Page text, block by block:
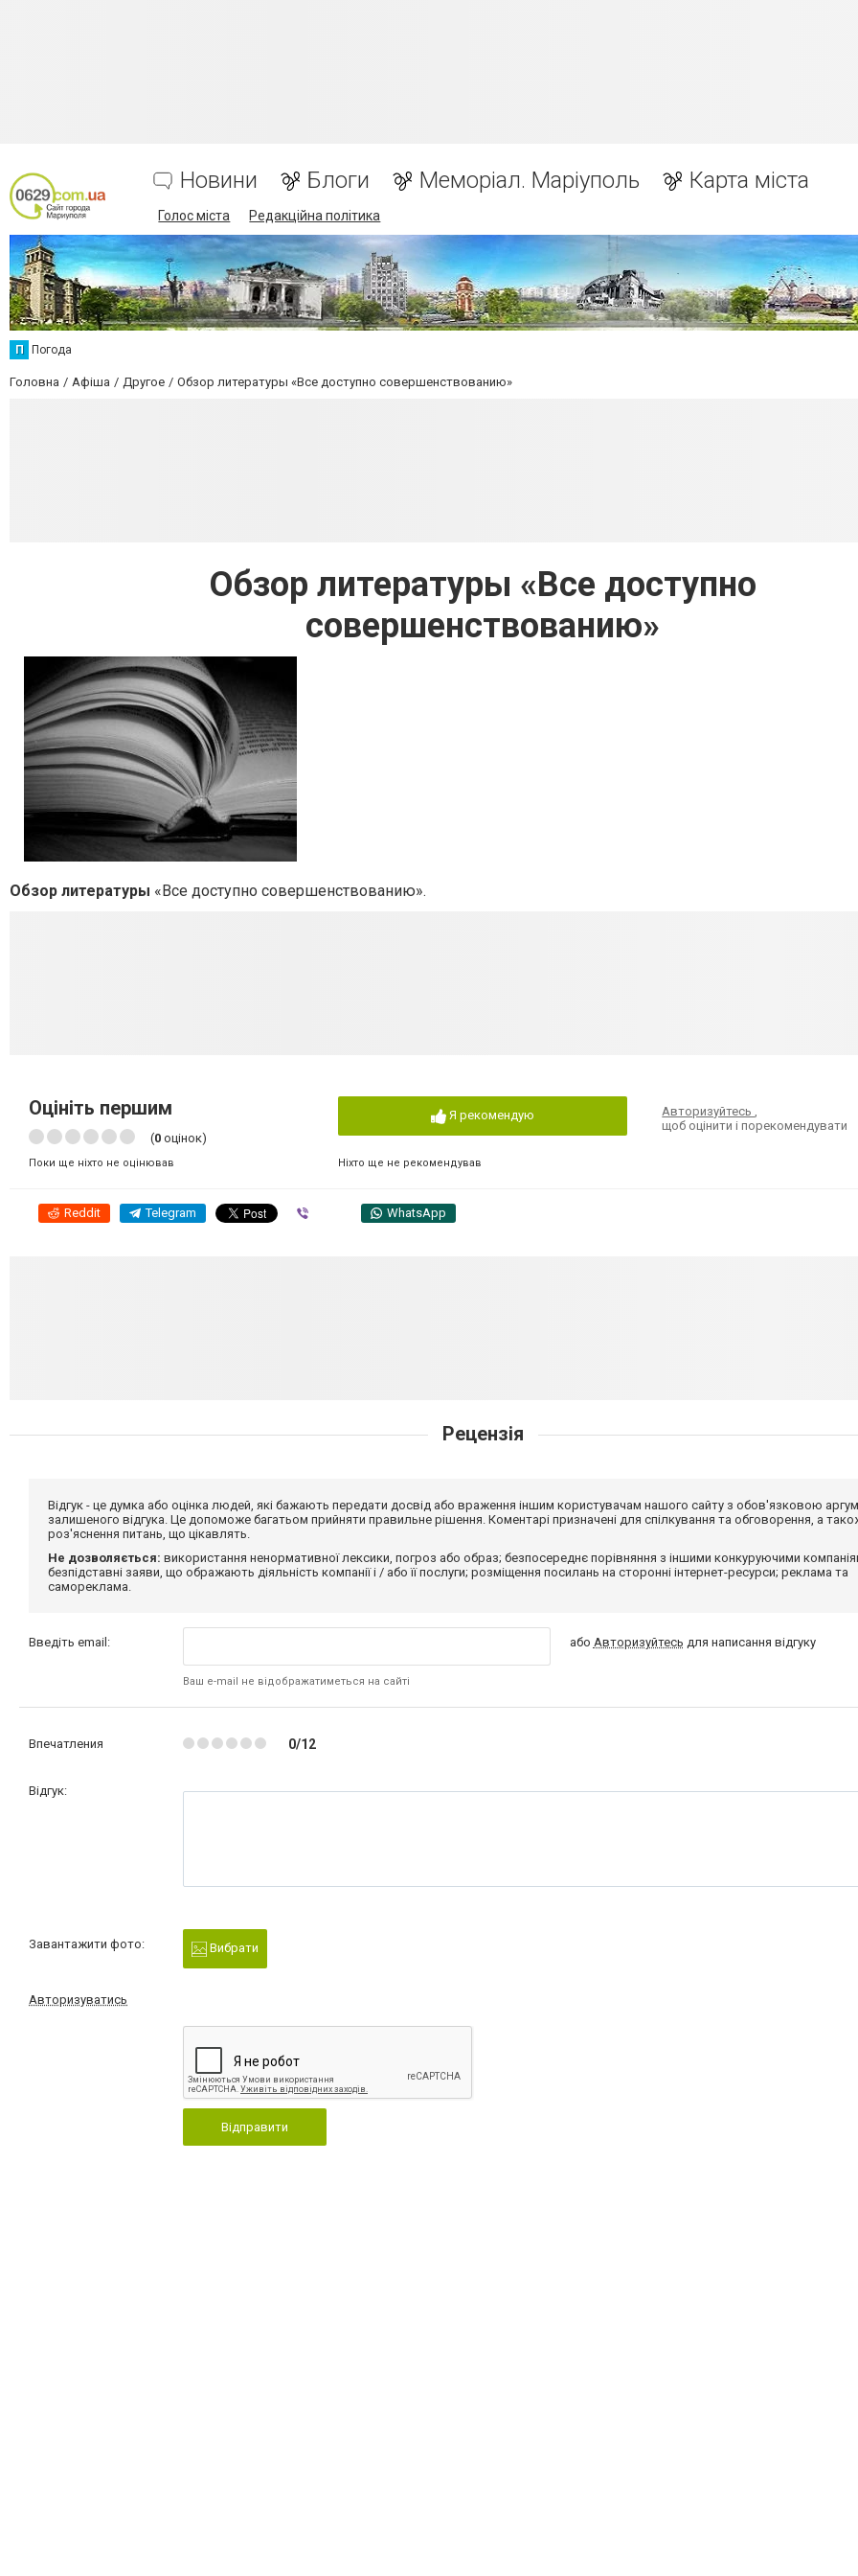
Новини Блоги Меморіал. Маріуполь Карта міста
Голос міста Редакційна політика
П Погода
Головна Афіша Другое Обзор литературы «Все доступно совершенствованию»
Обзор литературы «Все доступно
совершенствованию»
Обзор литературы «Все доступно совершенствованию».
Оцініть першим
(0 оцінок)
Поки ще ніхто не оцінював
Я рекомендую
Ніхто ще не рекомендував
Авторизуйтесь,
щоб оцінити і порекомендувати
Reddit Telegram WhatsApp
Рецензія
Відгук - це думка або оцінка людей, які бажають передати досвід або враження іншим користувачам нашого сайту з обов'язковою
залишеного відгука. Це допоможе багатьом прийняти правильне рішення. Коментарі призначені для спілкування та обговорення, а
роз'яснення питань, що цікавлять.
Не дозволяється: використання ненормативної лексики, погроз або образ; безпосереднє порівняння з іншими конкуруючими
безпідставні заяви, що ображають діяльність компанії і / або її послуги; розміщення посилань на сторонні інтернет-ресурси; реклама та
самореклама.
Введіть email:
Ваш e-mail не відображатиметься на сайті
або Авторизуйтесь для написання відгуку
Впечатления 0/12
Відгук:
Завантажити фото: Вибрати
Авторизуватись
Відправити